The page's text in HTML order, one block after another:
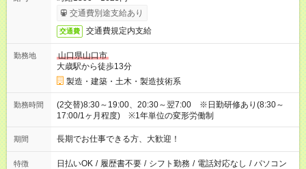
交通費別途支給あり
交通費 交通費規定内支給
勤務地
山口県山口市
大歳駅から徒歩13分
製造・建築・土木・製造技術系
勤務時間
(2交替)8:30～19:00、20:30～翌7:00 ※日勤研修あり(8:30～
17:00/1ヶ月程度) ※1年単位の変形労働制
期間 長期でお仕事できる方、大歓迎！
特徴 日払いOK / 履歴書不要 / シフト勤務 / 電話対応なし / パソコン